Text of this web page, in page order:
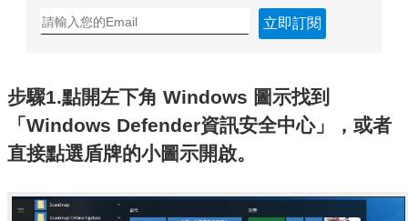
立即訂閱
步驟1.點開左下角 Windows 圖示找到
「Windows Defender資訊安全中心」，或者
直接點選盾牌的小圖示開啟。